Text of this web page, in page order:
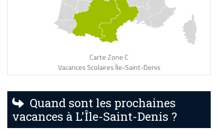
Carte Zone C
Vacances Scolaires Île-Saint-Denis
Quand sont les prochaines
vacances à L'Île-Saint-Denis ?